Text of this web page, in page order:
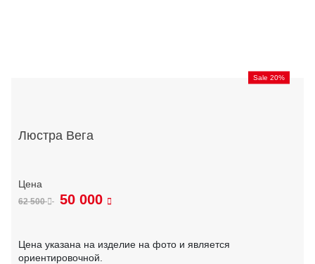
Sale 20%
Люстра Вега
62 500 50 000
Цена указана на изделие на фото и является
ориентировочной.